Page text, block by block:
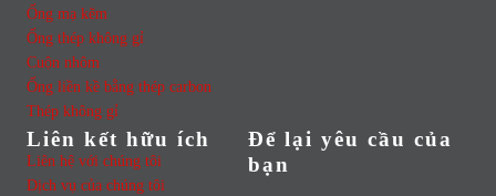
Ống mạ kẽm
Ống thép không gỉ
Cuộn nhôm
Ống liền kề bằng thép carbon
Thép không gỉ
Liên kết hữu ích
Liên hệ với chúng tôi
Dịch vụ của chúng tôi
Để lại yêu cầu của
bạn